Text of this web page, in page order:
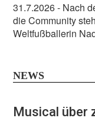
31.7.2026- Nach
die Community
Weltfußballerin
NEWS
Musical über